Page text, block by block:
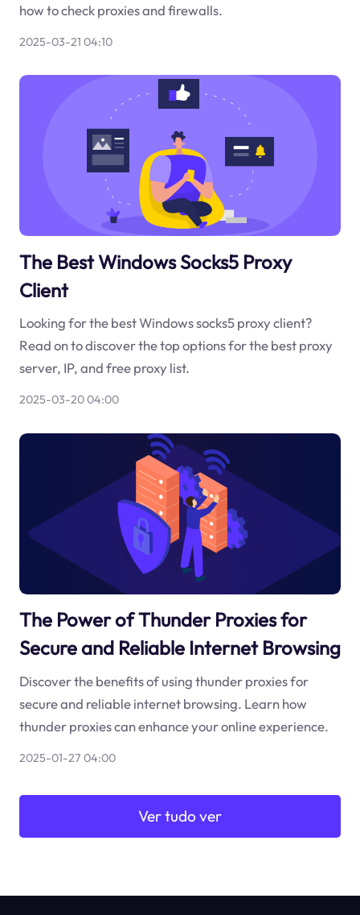
how to check proxies and firewalls.
2025-03-21 04:10
The Best Windows Socks5 Proxy
Client
Looking for the best Windows socks5 proxy client?
Read on to discover the top options for the best proxy
server, IP, and free proxy list.
2025-03-20 04:00
The Power of Thunder Proxies for
Secure and Reliable Internet Browsing
Discover the benefits of using thunder proxies for
secure and reliable internet browsing. Learn how
thunder proxies can enhance your online experience.
2025-01-27 04:00
Ver tudo ver